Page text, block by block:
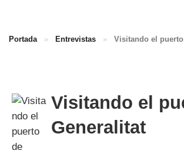
Portada » Entrevistas » Visitando el
Visitando el
Generalitat